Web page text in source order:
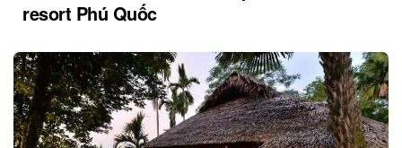
resort Phú Quốc